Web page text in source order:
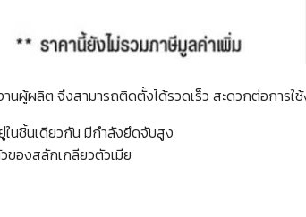
นผู้ผลิต จึงสามารถติดตั้งได้รวดเร็ว สะดวกต่อการใ
นชิ้นเดียวกัน มีกำลังยึดจับสูง
ของสลักเกลียวตัวเมีย